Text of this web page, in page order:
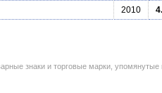
2010
знаки и торговые марки, упомянутые